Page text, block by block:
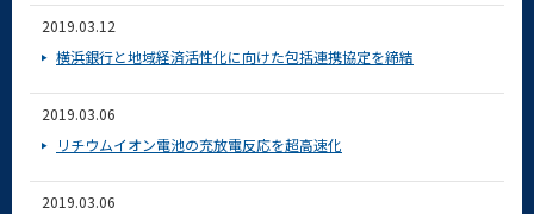
2019.03.12
横浜銀行と地域経済活性化に向けた包括連携協定を締結
2019.03.06
リチウムイオン電池の充放電反応を超高速化
2019.03.06